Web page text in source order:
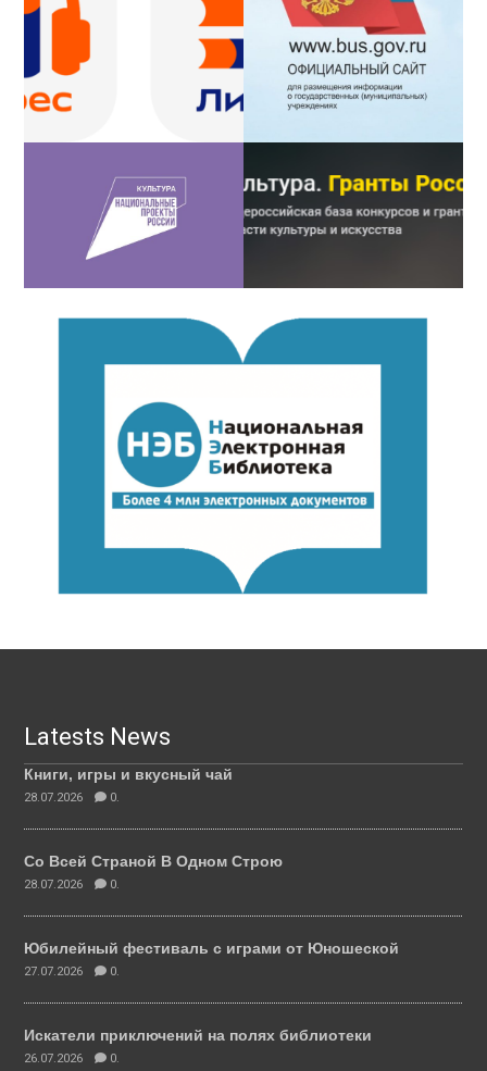
Latests News
Книги, игры и вкусный чай
28.07.2026 0.
Со Всей Страной В Одном Строю
28.07.2026 0.
Юбилейный фестиваль с играми от Юношеской
27.07.2026 0.
Искатели приключений на полях библиотеки
26.07.2026 0.